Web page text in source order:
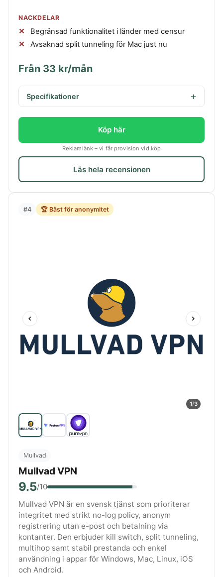
NACKDELAR
Begränsad funktionalitet i länder med censur
Avsaknad split tunneling för Mac just nu
Från 33 kr/mån
Specifikationer
Köp här
Reklamlänk – vi får provision vid köp
Läs hela recensionen
#4 🏆 Bäst för anonymitet
1/3
Mullvad
Mullvad VPN
9.5/10
Mullvad VPN är en svensk tjänst som prioriterar
integritet med strikt no-log policy, anonym
registrering utan e-post och betalning via
kontanter. Den erbjuder kill switch, split tunneling,
multihop samt stabil prestanda och enkel
användning i appar för Windows, Mac, Linux, iOS
och Android.